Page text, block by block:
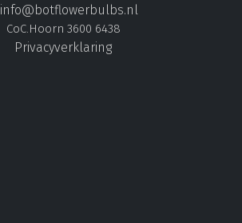
info@botflowerbulbs.nl
CoC.Hoorn 3600 6438
Privacyverklaring